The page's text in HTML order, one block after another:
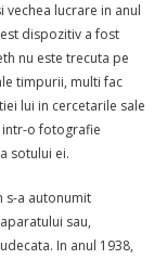
lucrare in anul
dispozitiv a fost
nu este trecuta pe
timpurii, multi fac
lui in cercetarile sale
intr-o fotografie
sotului ei.
s-a autonumit
sau,
In anul 1938,